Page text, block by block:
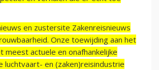
en zustersite Zakenreisnieuws
Onze toewijding aan het
meest actuele en onafhankelijke
luchtvaart- en (zaken)reisindustrie